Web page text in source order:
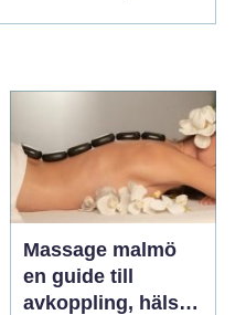
Massage malmö
en guide till
avkoppling, hälsa